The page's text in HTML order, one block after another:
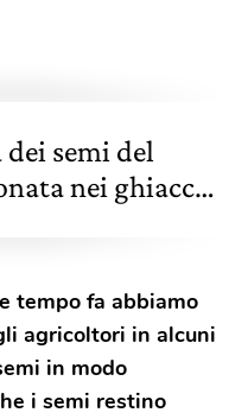
dei semi del
nei ghiacci
tempo fa abbiamo
agricoltori in alcuni
in modo
i semi restino